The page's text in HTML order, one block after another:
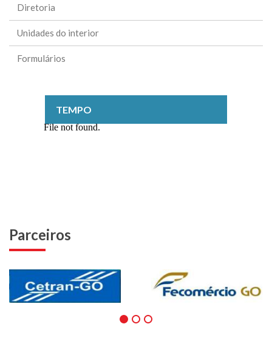
Diretoria
Unidades do interior
Formulários
TEMPO
Parceiros